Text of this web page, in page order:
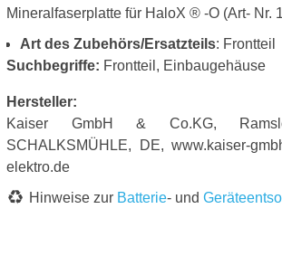
Mineralfaserplatte für HaloX ® -O (Art- Nr.
Art des Zubehörs/Ersatzteils: Frontteil
Suchbegriffe: Frontteil, Einbaugehäuse
Hersteller:
Kaiser GmbH & Co.KG,
SCHALKSMÜHLE, DE, www.kaiser-
elektro.de
Hinweise zur Batterie- und